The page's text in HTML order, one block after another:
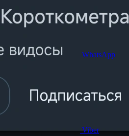
WhatsApp
Viber